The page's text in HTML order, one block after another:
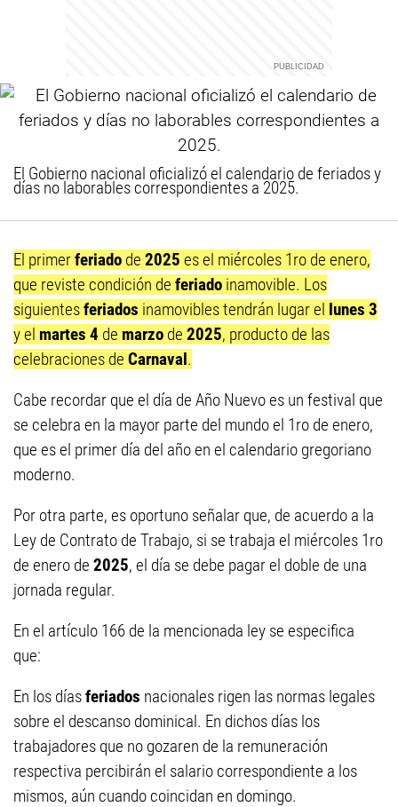
El Gobierno nacional oficializó el calendario de feriados y
días no laborables correspondientes a 2025.
El primerferiado de 2025 es el miércoles 1ro de enero,
que reviste condición de feriado inamovible. Los
siguientesferiados inamovibles tendrán lugar el lunes 3
y el martes 4 de marzo de 2025, producto de las
celebraciones de Carnaval.
Cabe recordar que el día de Año Nuevo es un festival que
se celebra en la mayor parte del mundo el 1ro de enero,
que es el primer día del año en el calendario gregoriano
moderno.
Por otra parte, es oportuno señalar que, de acuerdo a la
Ley de Contrato de Trabajo, si se trabaja el miércoles 1ro
de enero de 2025, el día se debe pagar el doble de una
jornada regular.
En el artículo 166 de la mencionada ley se especifica
que:
En los díasferiados nacionales rigen las normas legales
sobre el descanso dominical. En dichos días los
trabajadores que no gozaren de la remuneración
respectiva percibirán el salario correspondiente a los
mismos, aún cuando coincidan en domingo.